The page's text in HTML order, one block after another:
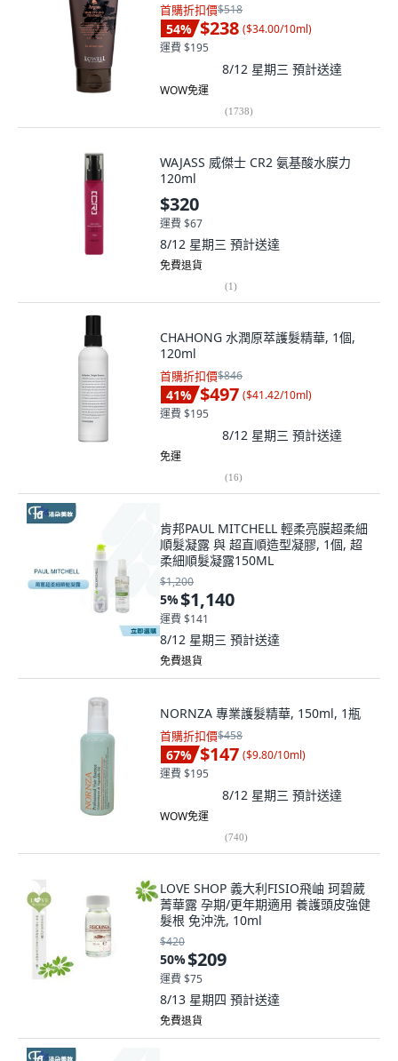
首購折扣價$518
54% $238 ($34.00/10ml)
運費 $195
8/12 星期三 預計送達
WOW免運
(1738)
WAJASS 威傑士 CR2 氨基酸水膜力
120ml
$320
運費 $67
8/12 星期三 預計送達
免費退貨
(1)
CHAHONG 水潤原萃護髮精華, 1個,
120ml
首購折扣價$846
41% $497 ($41.42/10ml)
運費 $195
8/12 星期三 預計送達
免運
(16)
肯邦PAUL MITCHELL 輕柔亮膜超柔細
順髮凝露 與 超直順造型凝膠, 1個, 超
柔細順髮凝露150ML
$1,200
5%$1,140
運費 $141
8/12 星期三 預計送達
免費退貨
NORNZA 專業護髮精華, 150ml, 1瓶
首購折扣價$458
67% $147 ($9.80/10ml)
運費 $195
8/12 星期三 預計送達
WOW免運
(740)
LOVE SHOP 義大利FISIO飛岫 珂碧葳
菁華露 孕期/更年期適用 養護頭皮強健
髮根 免沖洗, 10ml
$420
50%$209
運費 $75
8/13 星期四 預計送達
免費退貨